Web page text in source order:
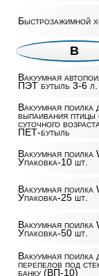
Быстрозажимной
В
Вакуумная
ПЭТ бутыль 3-6
Вакуумная поилка
выпаивания птицы
суточного
ПЕТ-бутыль
Вакуумная поилка
Упаковка-10 шт.
Вакуумная поилка
Упаковка-25 шт.
Вакуумная поилка
Упаковка-50 шт.
Вакуумная поилка
перепелов под
банку (ВП-10)